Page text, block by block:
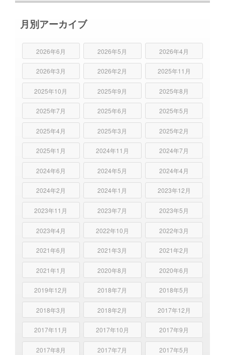
月別アーカイブ
2026年6月 2026年5月 2026年4月
2026年3月 2026年2月 2025年11月
2025年10月 2025年9月 2025年8月
2025年7月 2025年6月 2025年5月
2025年4月 2025年3月 2025年2月
2025年1月 2024年11月 2024年7月
2024年6月 2024年5月 2024年4月
2024年2月 2024年1月 2023年12月
2023年11月 2023年7月 2023年5月
2023年4月 2022年10月 2022年3月
2021年6月 2021年3月 2021年2月
2021年1月 2020年8月 2020年6月
2019年12月 2018年7月 2018年5月
2018年3月 2018年2月 2017年12月
2017年11月 2017年10月 2017年9月
2017年8月 2017年7月 2017年5月